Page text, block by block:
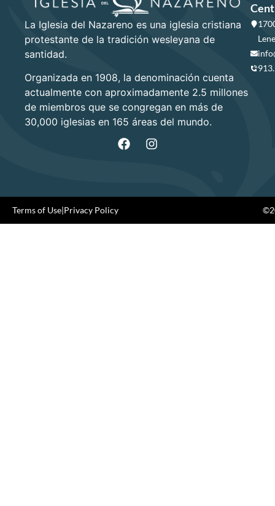
La Iglesia del Nazareno es una iglesia cristiana
protestante de la tradición wesleyana de
santidad.
Organizada en 1908, la denominación cuenta
actualmente con aproximadamente 2.5 millones
de miembros que se congregan en más de
30,000 iglesias en 165 áreas del mundo.
Terms of Use|Privacy Policy